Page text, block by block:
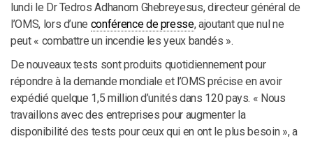
lundi le Dr Tedros Adhanom Ghebreyesus, directeur général de
l’OMS, lors d’une conférence de presse, ajoutant que nul ne
peut « combattre un incendie les yeux bandés ».
De nouveaux tests sont produits quotidiennement pour
répondre à la demande mondiale et l’OMS précise en avoir
expédié quelque 1,5 million d’unités dans 120 pays. « Nous
travaillons avec des entreprises pour augmenter la
disponibilité des tests pour ceux qui en ont le plus besoin », a